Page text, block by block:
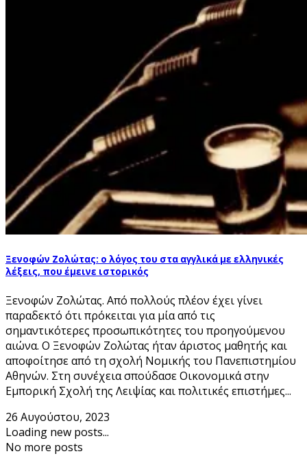
Ξενοφών Ζολώτας: ο λόγος του στα αγγλικά με ελληνικές
λέξεις, που έμεινε ιστορικός
Ξενοφών Ζολώτας. Από πολλούς πλέον έχει γίνει
παραδεκτό ότι πρόκειται για μία από τις
σημαντικότερες προσωπικότητες του προηγούμενου
αιώνα. Ο Ξενοφών Ζολώτας ήταν άριστος μαθητής και
αποφοίτησε από τη σχολή Νομικής του Πανεπιστημίου
Αθηνών. Στη συνέχεια σπούδασε Οικονομικά στην
Εμπορική Σχολή της Λειψίας και πολιτικές επιστήμες...
26 Αυγούστου, 2023
Loading new posts...
No more posts